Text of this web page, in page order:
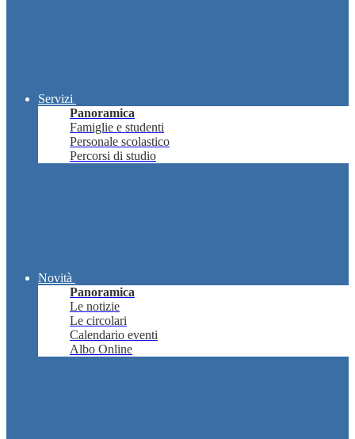
Servizi
Panoramica
Famiglie e studenti
Personale scolastico
Percorsi di studio
Novità
Panoramica
Le notizie
Le circolari
Calendario eventi
Albo Online